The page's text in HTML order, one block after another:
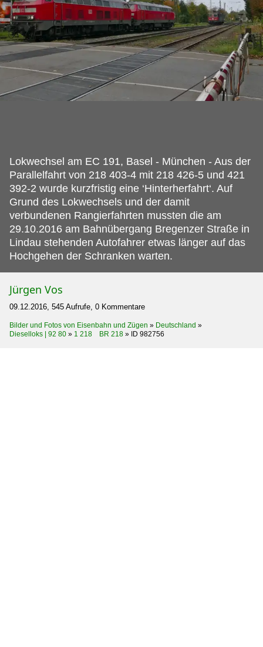
Lokwechsel am EC 191, Basel - München - Aus der
Parallelfahrt von 218 403-4 mit 218 426-5 und 421
392-2 wurde kurzfristig eine ‘Hinterherfahrt‘. Auf
Grund des Lokwechsels und der damit
verbundenen Rangierfahrten mussten die am
29.10.2016 am Bahnübergang Bregenzer Straße in
Lindau stehenden Autofahrer etwas länger auf das
Hochgehen der Schranken warten.
Jürgen Vos
09.12.2016, 545 Aufrufe, 0 Kommentare
Bilder und Fotos von Eisenbahn und Zügen » Deutschland »
Dieselloks | 92 80 » 1 218 BR 218 » ID 982756